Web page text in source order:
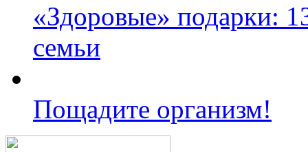
«Здоровые» подарки:
семьи
Пощадите организм!